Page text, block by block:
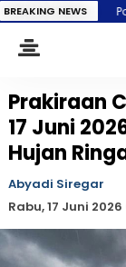
BREAKING NEWS
Polisi Dalami Sosok
Prakiraan
17 Juni
Hujan
Abyadi Siregar
Rabu, 17 Juni 2026